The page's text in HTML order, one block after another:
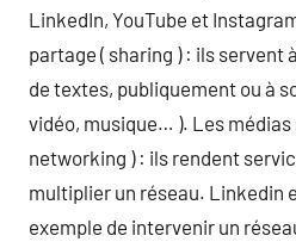
LinkedIn, YouTube et
partage ( sharing ) : ils
de textes, publiquement ou à
vidéo, musique… ). Les
networking ) : ils rendent
multiplier un réseau. Linkedin
exemple de intervenir un